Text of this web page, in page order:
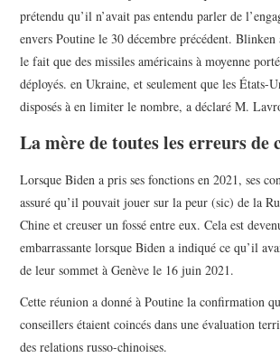
prétendu qu’il n’avait pas entendu parler de
envers Poutine le 30 décembre précédent.
le fait que des missiles américains à moyenne
déployés. en Ukraine, et seulement que les États-
disposés à en limiter le nombre, a déclaré M.
La mère de toutes les erreurs de
Lorsque Biden a pris ses fonctions en 2021, ses
assuré qu’il pouvait jouer sur la peur (sic) de la
Chine et creuser un fossé entre eux. Cela est
embarrassante lorsque Biden a indiqué ce qu’il
de leur sommet à Genève le 16 juin 2021.
Cette réunion a donné à Poutine la confirmation
conseillers étaient coincés dans une évaluation
des relations russo-chinoises.